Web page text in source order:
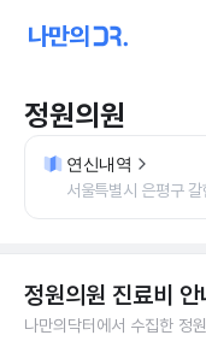
정원의원
연신내역
서울특별시 은평구
정원의원 진료비 안
나만의닥터에서 수집한 정